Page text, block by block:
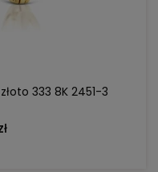
333 8K 2451-3